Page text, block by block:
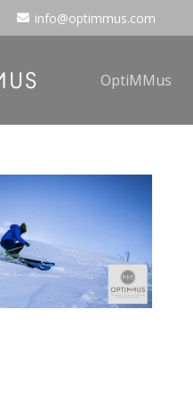
info@optimmus.com
OptiMMus